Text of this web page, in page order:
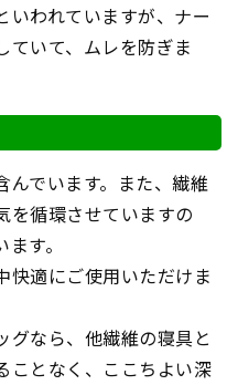
いわれていますが、ナー
ていて、ムレを防ぎま
んでいます。また、繊維
を循環させていますの
す。
快適にご使用いただけま
グなら、他繊維の寝具と
ことなく、ここちよい深